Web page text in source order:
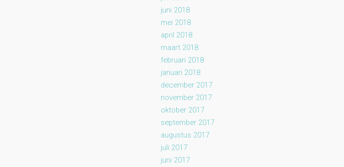
juni 2018
mei 2018
april 2018
maart 2018
februari 2018
januari 2018
december 2017
november 2017
oktober 2017
september 2017
augustus 2017
juli 2017
juni 2017